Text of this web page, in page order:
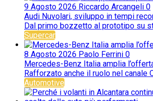
9 Agosto 2026 Riccardo Arcangeli 0
Audi Nuvolari, sviluppo in tempi
Dal primo bozzetto al prototipo su
Supercar
8 Agosto 2026 Paolo Ferrini 0
Mercedes-Benz Italia amplia
Rafforzato anche il ruolo nel canale
Automotive